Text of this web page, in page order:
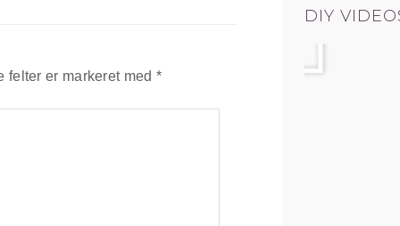
felter er markeret med *
DIYAfspil